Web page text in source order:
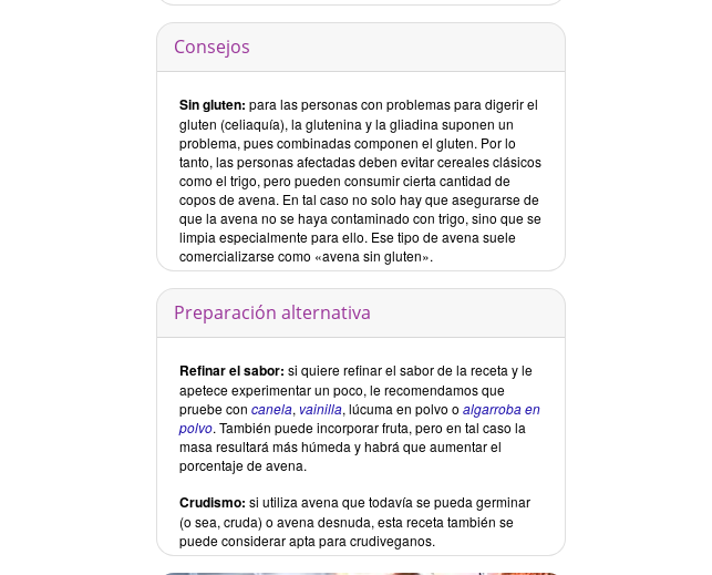
Consejos
Sin gluten: para las personas con problemas para digerir el
gluten (celiaquía), la glutenina y la gliadina suponen un
problema, pues combinadas componen el gluten. Por lo
tanto, las personas afectadas deben evitar cereales clásicos
como el trigo, pero pueden consumir cierta cantidad de
copos de avena. En tal caso no solo hay que asegurarse de
que la avena no se haya contaminado con trigo, sino que se
limpia especialmente para ello. Ese tipo de avena suele
comercializarse como «avena sin gluten».
Preparación alternativa
Refinar el sabor: si quiere refinar el sabor de la receta y le
apetece experimentar un poco, le recomendamos que
pruebe con canela, vainilla, lúcuma en polvo o algarroba en
polvo. También puede incorporar fruta, pero en tal caso la
masa resultará más húmeda y habrá que aumentar el
porcentaje de avena.
Crudismo: si utiliza avena que todavía se pueda germinar
(o sea, cruda) o avena desnuda, esta receta también se
puede considerar apta para crudiveganos.